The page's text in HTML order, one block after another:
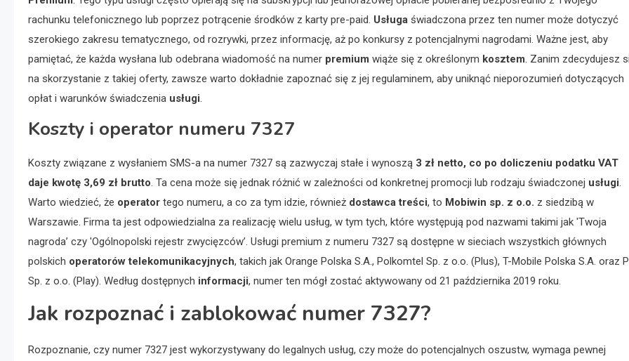
rachunku telefonicznego lub poprzez potrącenie środków z karty pre-paid. Usługa świadczona przez ten numer może dotyczyć
szerokiego zakresu tematycznego, od rozrywki, przez informację, aż po konkursy z potencjalnymi nagrodami. Ważne jest, aby
pamiętać, że każda wysłana lub odebrana wiadomość na numer premium wiąże się z określonym kosztem. Zanim zdecydujesz
na skorzystanie z takiej oferty, zawsze warto dokładnie zapoznać się z jej regulaminem, aby uniknąć nieporozumień dotyczących
opłat i warunków świadczenia usługi.
Koszty i operator numeru 7327
Koszty związane z wysłaniem SMS-a na numer 7327 są zazwyczaj stałe i wynoszą 3 zł netto, co po doliczeniu podatku VAT
daje kwotę 3,69 zł brutto. Ta cena może się jednak różnić w zależności od konkretnej promocji lub rodzaju świadczonej usługi.
Warto wiedzieć, że operator tego numeru, a co za tym idzie, również dostawca treści, to Mobiwin sp. z o.o. z siedzibą w
Warszawie. Firma ta jest odpowiedzialna za realizację wielu usług, w tym tych, które występują pod nazwami takimi jak 'Twoja
nagroda’ czy 'Ogólnopolski rejestr zwycięzców’. Usługi premium z numeru 7327 są dostępne w sieciach wszystkich głównych
polskich operatorów telekomunikacyjnych, takich jak Orange Polska S.A., Polkomtel Sp. z o.o. (Plus), T-Mobile Polska S.A. oraz
Sp. z o.o. (Play). Według dostępnych informacji, numer ten mógł zostać aktywowany od 21 października 2019 roku.
Jak rozpoznać i zablokować numer 7327?
Rozpoznanie, czy numer 7327 jest wykorzystywany do legalnych usług, czy może do potencjalnych oszustw, wymaga pewnej